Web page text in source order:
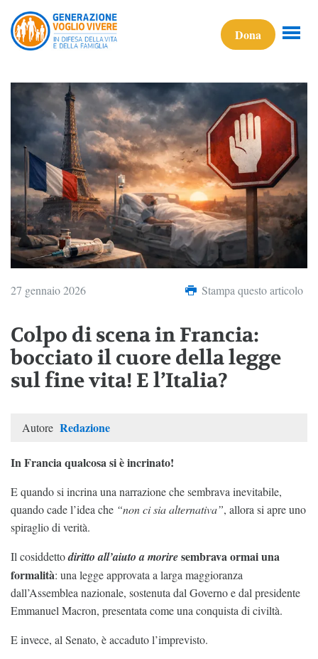
Dona
27 gennaio 2026 Stampa questo articolo
Colpo di scena in Francia:
bocciato il cuore della legge
sul fine vita! E l’Italia?
Autore Redazione
In Francia qualcosa si è incrinato!
E quando si incrina una narrazione che sembrava inevitabile,
quando cade l’idea che “non ci sia alternativa”, allora si apre uno
spiraglio di verità.
Il cosiddettodiritto all’aiuto a moriresembrava ormai una
formalità: una legge approvata a larga maggioranza
dall’Assemblea nazionale, sostenuta dal Governo e dal presidente
Emmanuel Macron, presentata come una conquista di civiltà.
E invece, al Senato, è accaduto l’imprevisto.